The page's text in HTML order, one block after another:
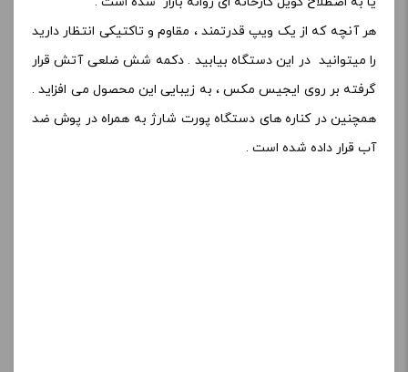
هر آنچه که از یک ویپ قدرتمند ، مقاوم و تاکتیکی انتظار دارید
را میتوانید در این دستگاه بیابید . دکمه شش ضلعی آتش قرار
گرفته بر روی ایجیس مکس ، به زیبایی این محصول می افزاید .
همچنین در کناره های دستگاه پورت شارژ به همراه در پوش ضد
آب قرار داده شده است .